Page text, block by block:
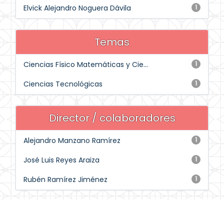
1
Elvick Alejandro Noguera Dávila
Temas
1
Ciencias Físico Matemáticas y Cie...
1
Ciencias Tecnológicas
Director / colaboradores
1
Alejandro Manzano Ramírez
1
José Luis Reyes Araiza
1
Rubén Ramírez Jiménez